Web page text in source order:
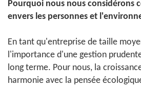
Pourquoi nous nous considérons
envers les personnes et
En tant qu'entreprise de taille
l'importance d'une gestion
long terme. Pour nous, la
harmonie avec la pensée